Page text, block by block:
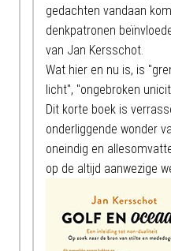
gedachten vandaan
denkpatronen
van Jan Kersschot.
Wat hier en nu is, is
licht", "ongebroken
Dit korte boek is
onderliggende wonder
oneindig en
op de altijd aanwezige